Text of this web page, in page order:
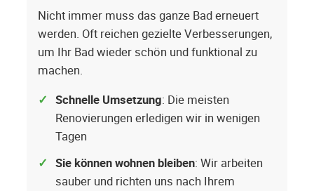
Nicht immer muss das ganze Bad erneuert
werden. Oft reichen gezielte Verbesserungen,
um Ihr Bad wieder schön und funktional zu
machen.
Schnelle Umsetzung: Die meisten
Renovierungen erledigen wir in wenigen
Tagen
Sie können wohnen bleiben: Wir arbeiten
sauber und richten uns nach Ihrem